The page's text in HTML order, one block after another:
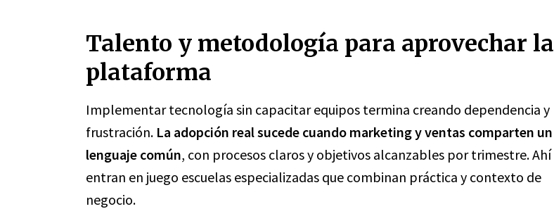
Talento y metodología para aprovechar la
plataforma
Implementar tecnología sin capacitar equipos termina creando dependencia y
frustración. La adopción real sucede cuando marketing y ventas comparten un
lenguaje común, con procesos claros y objetivos alcanzables por trimestre. Ahí
entran en juego escuelas especializadas que combinan práctica y contexto de
negocio.